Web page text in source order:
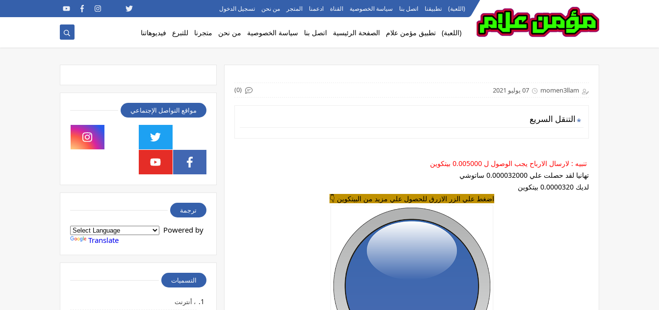
(اللعبة) تطبيقنا اتصل بنا سياسة الخصوصية القناة ادعمنا المتجر من نحن تسجيل الدخول
(اللعبة) تطبيق مؤمن علام الصفحة الرئيسية اتصل بنا سياسة الخصوصية من نحن متجرنا للتبرع فيديوهاتنا
momen3llam 07 يوليو 2021 (0)
التنقل السريع
تنبيه : لارسال الارباح يجب الوصول ل 0.005000 بيتكوين
تهانيا لقد حصلت علي 0.000032000 ساتوشي
لديك 0.0000320 بيتكوين
اضغط علي الزر الازرق للحصول علي مزيد من البيتكوين 👇
مواقع التواصل الإجتماعي
ترجمة
Powered by
Translate
التسميات
، أنترنت